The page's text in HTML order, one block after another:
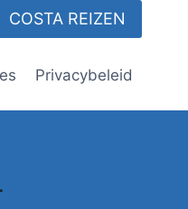
COSTA REIZEN
Privacybeleid